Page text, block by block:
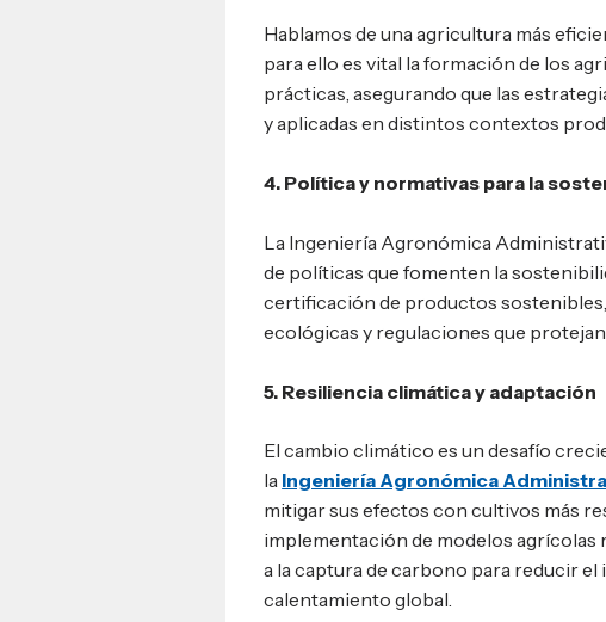
Hablamos de una agricultura más
para ello es vital la formación de los
prácticas, asegurando que las
y aplicadas en distintos contextos
4. Política y normativas para la
La Ingeniería Agronómica
de políticas que fomenten la
certificación de productos
ecológicas y regulaciones que
5. Resiliencia climática y adaptación
El cambio climático es un desafío
la Ingeniería Agronómica
mitigar sus efectos con cultivos más
implementación de modelos
a la captura de carbono para reducir
calentamiento global.